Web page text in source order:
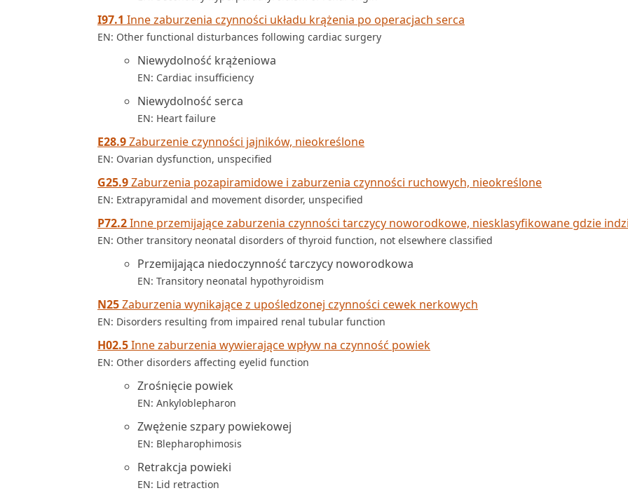
I97.1 Inne zaburzenia czynności układu krążenia po operacjach serca
EN: Other functional disturbances following cardiac surgery
Niewydolność krążeniowa
EN: Cardiac insufficiency
Niewydolność serca
EN: Heart failure
E28.9Zaburzenie czynności jajników, nieokreślone
EN: Ovarian dysfunction, unspecified
G25.9Zaburzenia pozapiramidowe i zaburzenia czynności ruchowych, nieokreślone
EN: Extrapyramidal and movement disorder, unspecified
P72.2Inne przemijające zaburzenia czynności tarczycy noworodkowe, niesklasyfikowane gdzie
EN: Other transitory neonatal disorders of thyroid function, not elsewhere classified
Przemijająca niedoczynność tarczycy noworodkowa
EN: Transitory neonatal hypothyroidism
N25Zaburzenia wynikające z upośledzonej czynności cewek nerkowych
EN: Disorders resulting from impaired renal tubular function
H02.5Inne zaburzenia wywierające wpływ na czynność powiek
EN: Other disorders affecting eyelid function
Zrośnięcie powiek
EN: Ankyloblepharon
Zwężenie szpary powiekowej
EN: Blepharophimosis
Retrakcja powieki
EN: Lid retraction